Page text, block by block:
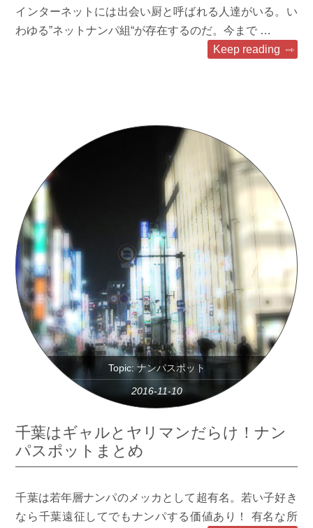
インターネットには出会い厨と呼ばれる人達がいる。い
わゆる”ネットナンパ組“が存在するのだ。今まで …
Keep reading
Topic:ナンパスポット
2016-11-10
千葉はギャルとヤリマンだらけ！ナン
パスポットまとめ
千葉は若年層ナンパのメッカとして超有名。若い子好き
なら千葉遠征してでもナンパする価値あり！ 有名な所